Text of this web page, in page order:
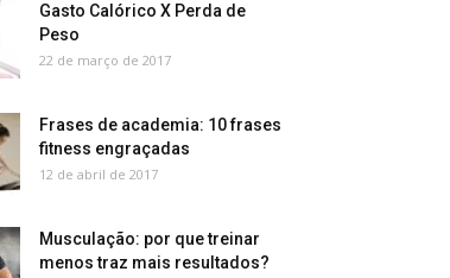
Gasto Calórico X Perda de
Peso
22 de março de 2017
Frases de academia: 10 frases
fitness engraçadas
12 de abril de 2017
Musculação: por que treinar
menos traz mais resultados?